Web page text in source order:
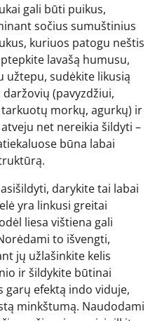
gali būti puikus,
sočius sumuštinius
kuriuos patogu neštis
lavašą humusu,
užtepu, sudėkite likusią
(pavyzdžiui,
morkų, agurkų) ir
net nereikia šildyti –
būna labai
darykite tai labai
yra linkusi greitai
liesa vištiena gali
to išvengti,
jų užlašinkite kelis
ir šildykite būtinai
garų efektą indo viduje,
minkštumą. Naudodami